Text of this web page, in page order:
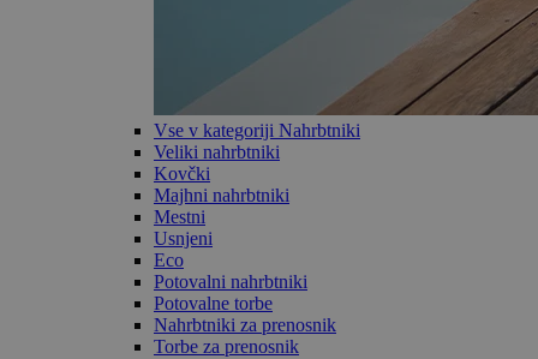
Vse v kategoriji Nahrbtniki
Veliki nahrbtniki
Kovčki
Majhni nahrbtniki
Mestni
Usnjeni
Eco
Potovalni nahrbtniki
Potovalne torbe
Nahrbtniki za prenosnik
Torbe za prenosnik